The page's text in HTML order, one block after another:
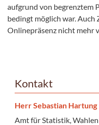
aufgrund von begrenztem
bedingt möglich war. Auch
Onlinepräsenz nicht mehr
Kontakt
Herr Sebastian Hartung
Amt für Statistik,